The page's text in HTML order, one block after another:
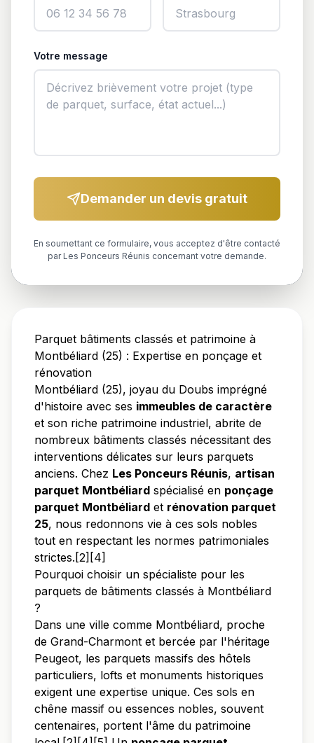
Votre message
Demander un devis gratuit
En soumettant ce formulaire, vous acceptez d'être contacté
par Les Ponceurs Réunis concernant votre demande.
Parquet bâtiments classés et patrimoine à
Montbéliard (25) : Expertise en ponçage et
rénovation
Montbéliard (25), joyau du Doubs imprégné
d'histoire avec ses immeubles de caractère
et son riche patrimoine industriel, abrite de
nombreux bâtiments classés nécessitant des
interventions délicates sur leurs parquets
anciens. Chez Les Ponceurs Réunis, artisan
parquet Montbéliard spécialisé en ponçage
parquet Montbéliard et rénovation parquet
25, nous redonnons vie à ces sols nobles
tout en respectant les normes patrimoniales
strictes.[2][4]
Pourquoi choisir un spécialiste pour les
parquets de bâtiments classés à Montbéliard
?
Dans une ville comme Montbéliard, proche
de Grand-Charmont et bercée par l'héritage
Peugeot, les parquets massifs des hôtels
particuliers, lofts et monuments historiques
exigent une expertise unique. Ces sols en
chêne massif ou essences nobles, souvent
centenaires, portent l'âme du patrimoine